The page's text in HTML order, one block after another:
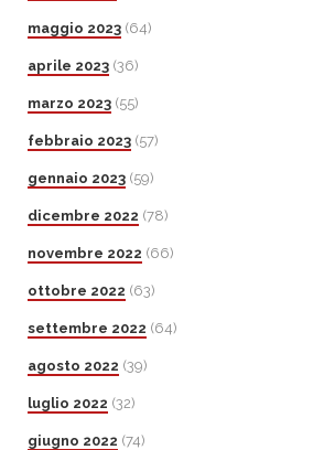
maggio 2023 (64)
aprile 2023 (36)
marzo 2023 (55)
febbraio 2023 (57)
gennaio 2023 (59)
dicembre 2022 (78)
novembre 2022 (66)
ottobre 2022 (63)
settembre 2022 (64)
agosto 2022 (39)
luglio 2022 (32)
giugno 2022 (74)